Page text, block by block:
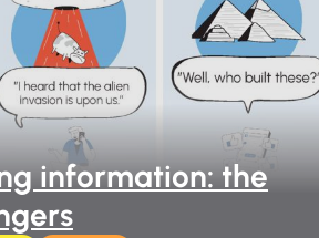
information: the